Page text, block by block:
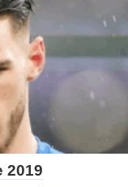
2019